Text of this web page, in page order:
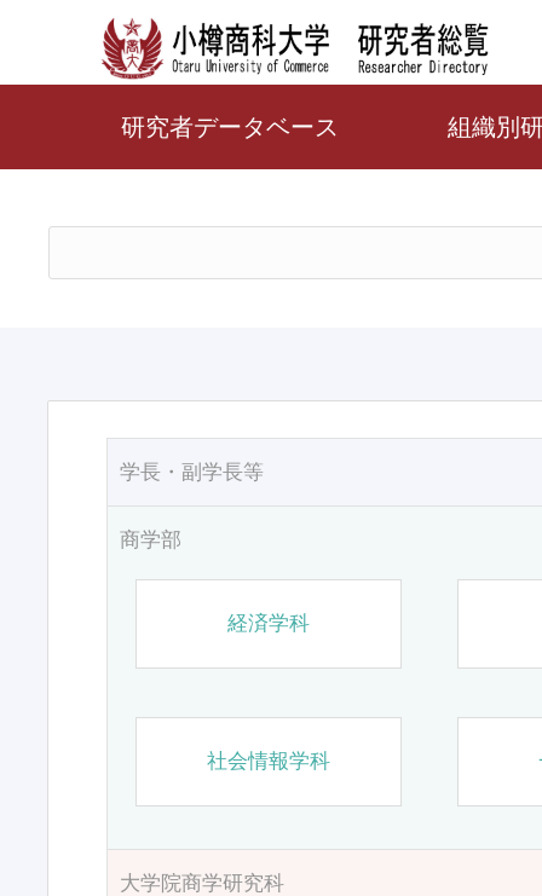
研究者データベース 組織別
学長・副学長等
商学部
経済学科
社会情報学科
大学院商学研究科